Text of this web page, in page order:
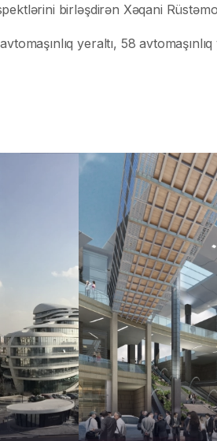
birləşdirən Xəqani
yeraltı, 58